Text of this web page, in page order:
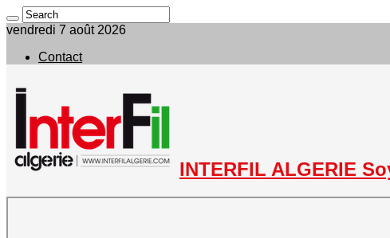
vendredi 7 août 2026
Contact
INTERFIL ALGERIE